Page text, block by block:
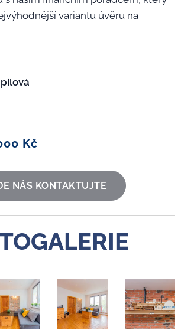
variantu úvěru na
Kč
NÁS KONTAKTUJTE